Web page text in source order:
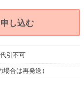
し込む
引不可
合は再発送）